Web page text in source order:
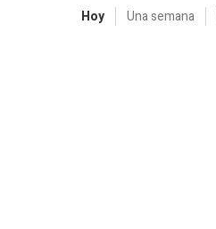
Hoy Una semana